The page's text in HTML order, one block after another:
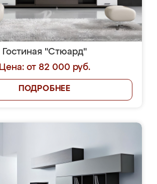
Гостиная "Стюард"
Цена: от 82 000 руб.
ПОДРОБНЕЕ